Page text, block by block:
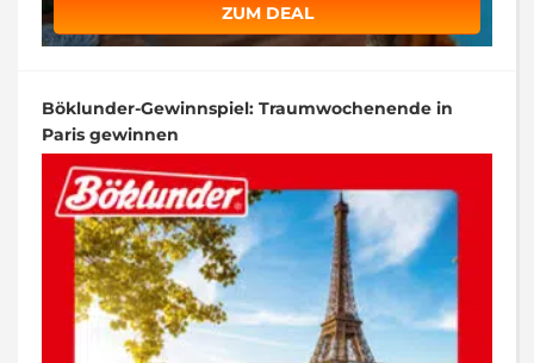
ZUM DEAL
Böklunder-Gewinnspiel: Traumwochenende in
Paris gewinnen